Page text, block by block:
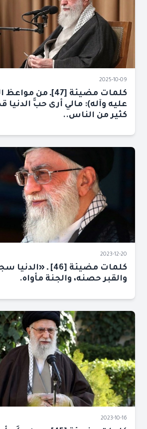
2025-10-09
كلمات مضيئة [47]ـ من
عليه وآله): مالي أرى حبَّ الدنيا
كثير من الناس..
2023-12-20
كلمات مضيئة [46] ـ
والقبر حصنه، والجنة مأواه.
2023-10-16